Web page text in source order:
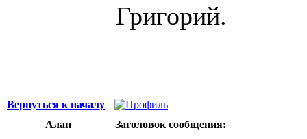
Григорий.
Вернуться к началу
Алан
Заголовок сообщения: